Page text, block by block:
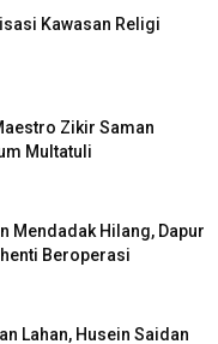
Kawasan Religi
Zikir Saman
Multatuli
Mendadak Hilang, Dapur
Beroperasi
Lahan, Husein Saidan